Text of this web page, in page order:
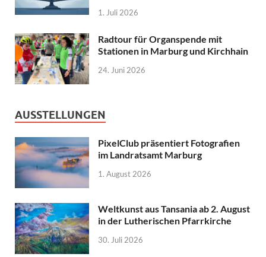
1. Juli 2026
Radtour für Organspende mit
Stationen in Marburg und Kirchhain
24. Juni 2026
AUSSTELLUNGEN
PixelClub präsentiert Fotografien
im Landratsamt Marburg
1. August 2026
Weltkunst aus Tansania ab 2. August
in der Lutherischen Pfarrkirche
30. Juli 2026